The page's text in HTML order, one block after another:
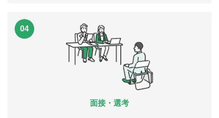
04
面接・選考